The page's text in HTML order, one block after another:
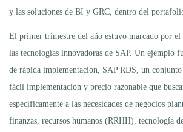
y las soluciones de BI y GRC, dentro del
El primer trimestre del año estuvo marcado por el
las tecnologías innovadoras de SAP. Un ejemplo
de rápida implementación, SAP RDS, un conjunto
fácil implementación y precio razonable que
específicamente a las necesidades de negocios
finanzas, recursos humanos (RRHH), tecnología